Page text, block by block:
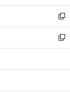
開
く
ウ
で
開
く
ン
ド
ウ
で
開
ウ
ィ
ン
ド
ウ
開
し
い
ウ
ィ
ン
ウ
新
し
い
ウ
ン
新
し
ウ